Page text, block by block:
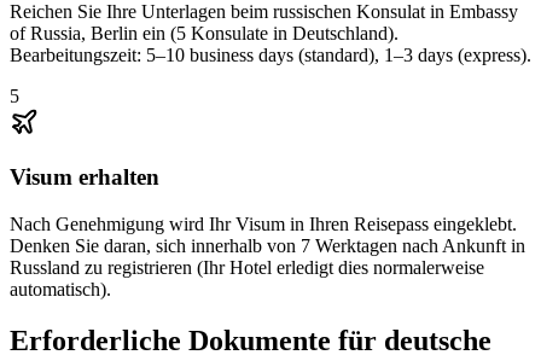
Reichen Sie Ihre Unterlagen beim russischen Konsulat in Embassy
of Russia, Berlin ein (5 Konsulate in Deutschland).
Bearbeitungszeit: 5–10 business days (standard), 1–3 days (express).
5
Visum erhalten
Nach Genehmigung wird Ihr Visum in Ihren Reisepass eingeklebt.
Denken Sie daran, sich innerhalb von 7 Werktagen nach Ankunft in
Russland zu registrieren (Ihr Hotel erledigt dies normalerweise
automatisch).
Erforderliche Dokumente für deutsche